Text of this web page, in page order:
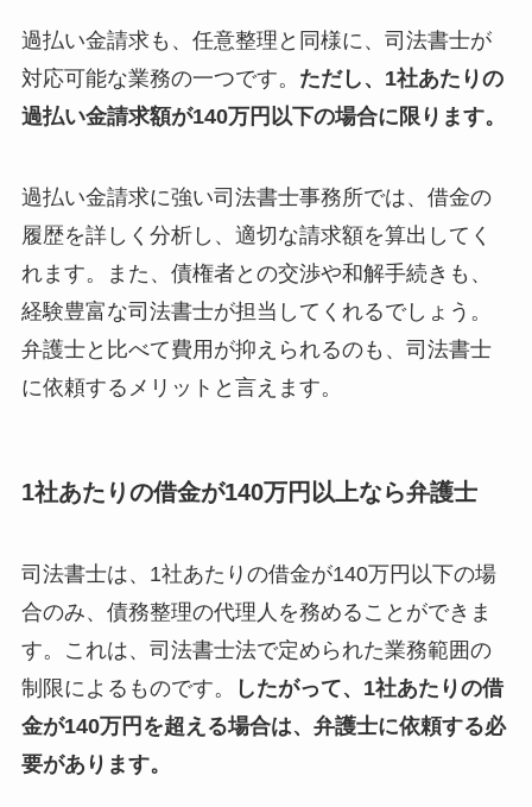
過払い金請求も、任意整理と同様に、司法書士が
対応可能な業務の一つです。 ただし、1社あたりの
過払い金請求額が140万円以下の場合に限ります。
過払い金請求に強い司法書士事務所では、借金の
履歴を詳しく分析し、適切な請求額を算出してく
れます。また、債権者との交渉や和解手続きも、
経験豊富な司法書士が担当してくれるでしょう。
弁護士と比べて費用が抑えられるのも、司法書士
に依頼するメリットと言えます。
1社あたりの借金が140万円以上なら弁護士
司法書士は、1社あたりの借金が140万円以下の場
合のみ、債務整理の代理人を務めることができま
す。これは、司法書士法で定められた業務範囲の
制限によるものです。
したがって、1社あたりの借
金が140万円を超える場合は、弁護士に依頼する必
要があります。